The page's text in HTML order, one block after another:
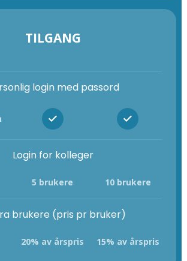
TILGANG
login med passord
Login for kolleger
5 brukere 10 brukere
brukere (pris pr bruker)
20% av årspris 15% av årspris